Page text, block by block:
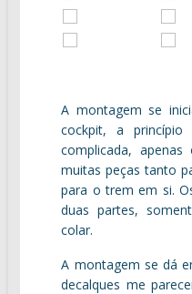
A montagem se
cockpit, a
complicada,
muitas peças tanto
para o trem em si.
duas partes,
colar.
A montagem se dá
decalques me